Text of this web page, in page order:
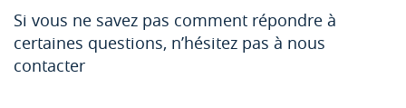
Si vous ne savez pas comment répondre à
certaines questions, n’hésitez pas à nous
contacter